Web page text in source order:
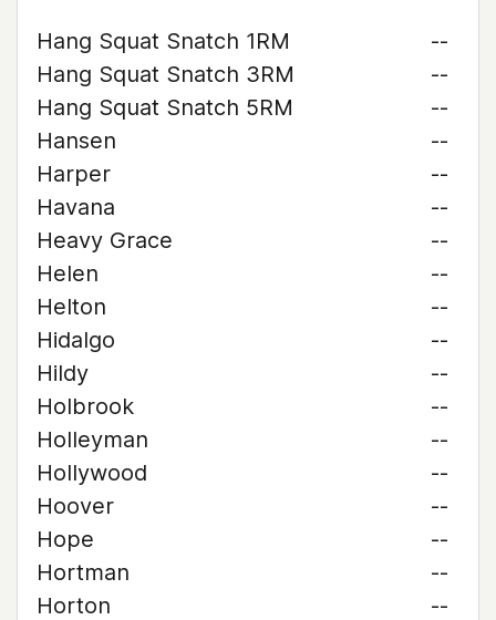
Hang Squat Snatch 1RM
--
Hang Squat Snatch 3RM
--
Hang Squat Snatch 5RM
--
Hansen
--
Harper
--
Havana
--
Heavy Grace
--
Helen
--
Helton
--
Hidalgo
--
Hildy
--
Holbrook
--
Holleyman
--
Hollywood
--
Hoover
--
Hope
--
Hortman
--
Horton
--